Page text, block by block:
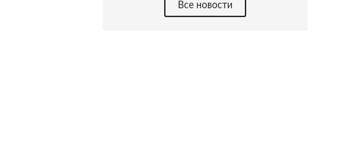
Все новости